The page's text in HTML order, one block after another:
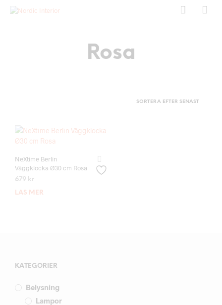
Rosa
NeXtime Berlin
Väggklocka Ø30 cm Rosa
679 kr
LÄS MER
KATEGORIER
Belysning
Lampor